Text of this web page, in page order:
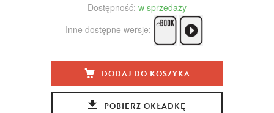
Dostępność: w sprzedaży
Inne dostępne wersje:
DODAJ DO KOSZYKA
POBIERZ OKŁADKĘ